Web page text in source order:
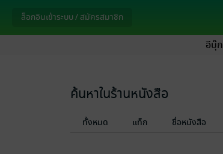
ล็อกอินเข้าระบบ / สมัครสมาชิก
อีบุ๊
ค้นหาในร้านหนังสือ
ทั้งหมด แท็ก ชื่อหนังสือ